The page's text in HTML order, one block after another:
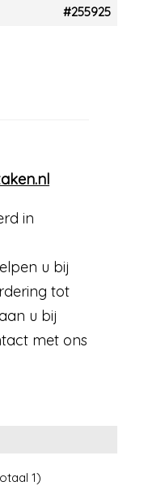
#255925
in
u bij
tot
u bij
met ons
1)